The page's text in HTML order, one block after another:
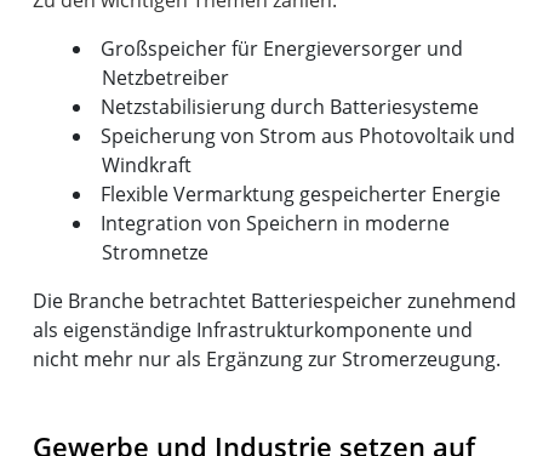
Großspeicher für Energieversorger und
Netzbetreiber
Netzstabilisierung durch Batteriesysteme
Speicherung von Strom aus Photovoltaik und
Windkraft
Flexible Vermarktung gespeicherter Energie
Integration von Speichern in moderne
Stromnetze
Die Branche betrachtet Batteriespeicher zunehmend
als eigenständige Infrastrukturkomponente und
nicht mehr nur als Ergänzung zur Stromerzeugung.
Gewerbe und Industrie setzen auf